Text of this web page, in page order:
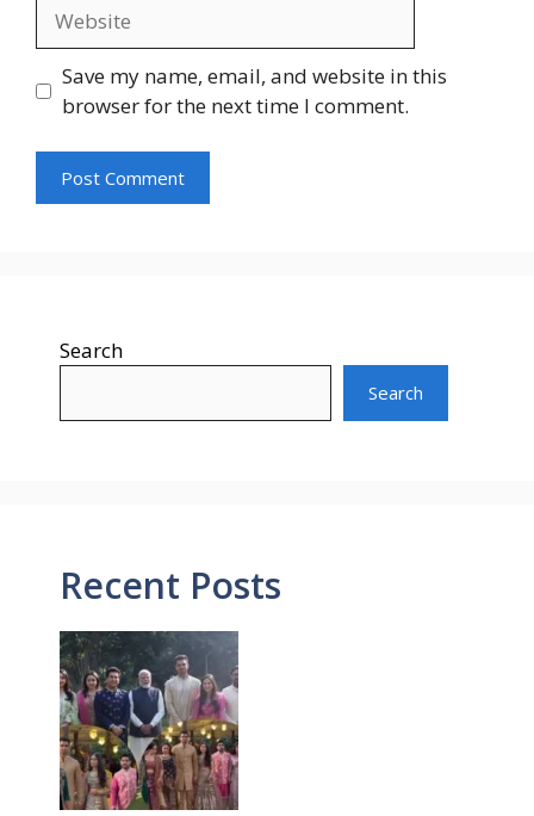
Save my name, email, and website in this
browser for the next time I comment.
Search
Search
Recent Posts